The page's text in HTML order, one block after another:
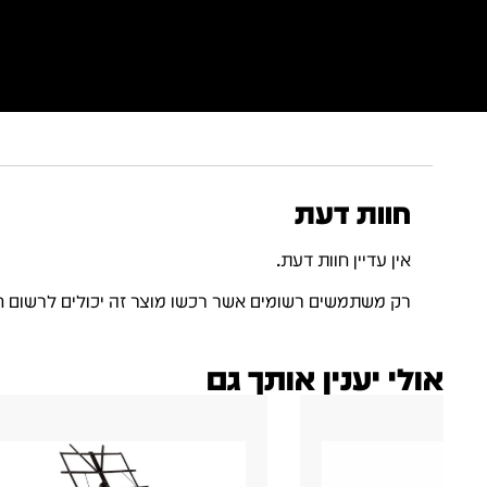
חוות דעת
אין עדיין חוות דעת.
רק משתמשים רשומים אשר רכשו מוצר זה יכולים לרשום
אולי יענין אותך גם